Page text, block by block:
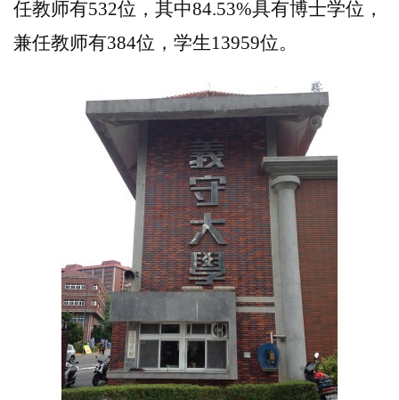
任教师有532位，其中84.53%具有博士学位，
兼任教师有384位，学生13959位。